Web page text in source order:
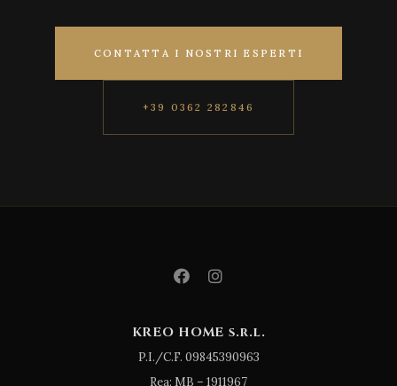
CONTATTA I NOSTRI ESPERTI
+39 0362 282846
KREO HOME s.r.l.
P.I./C.F. 09845390963
Rea: MB – 1911967